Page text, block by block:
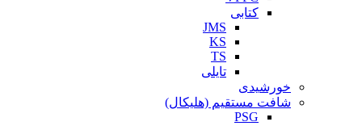
کتابی
JMS
KS
TS
تایلی
خورشیدی
شافت مستقیم (هلیکال)
PSG